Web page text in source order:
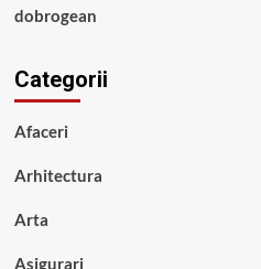
dobrogean
Categorii
Afaceri
Arhitectura
Arta
Asigurari